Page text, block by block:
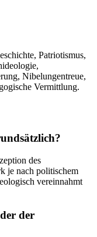
Patriotismus,
Nibelungentreue,
Vermittlung.
des
je nach politischem
vereinnahmt
der